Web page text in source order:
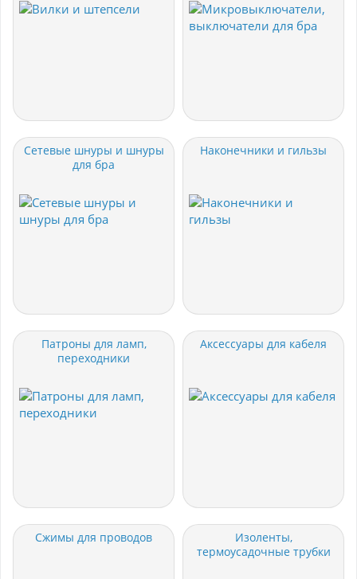
Сетевые шнуры и шнуры
для бра
Наконечники и гильзы
Патроны для ламп,
переходники
Аксессуары для кабеля
Cжимы для проводов
Изоленты,
термоусадочные трубки